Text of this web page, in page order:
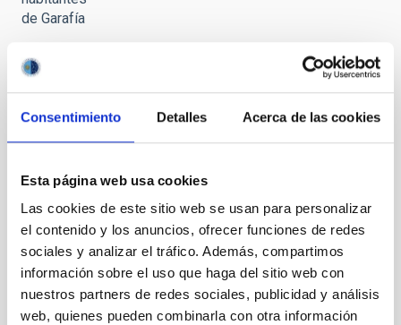
Consentimiento Detalles Acerca de las cookies
Esta página web usa cookies
Las cookies de este sitio web se usan para personalizar
el contenido y los anuncios, ofrecer funciones de redes
sociales y analizar el tráfico. Además, compartimos
información sobre el uso que haga del sitio web con
nuestros partners de redes sociales, publicidad y análisis
web, quienes pueden combinarla con otra información
de Garafía
Celebrada
Observatorio
de los
Muchachos
una jornada
de puertas
abiertas
para los